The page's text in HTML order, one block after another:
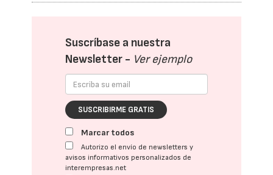
Suscríbase a nuestra
Newsletter - Ver ejemplo
SUSCRIBIRME GRATIS
Marcar todos
Autorizo el envío de newsletters y
avisos informativos personalizados de
interempresas.net